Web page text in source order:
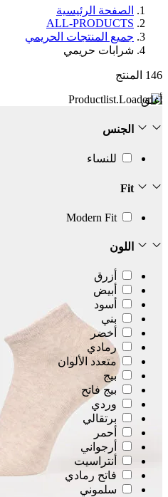
الصفحة الرئيسية
ALL-PRODUCTS
جميع المنتجات الحريمي
شرابات حريمي
146 المنتج
أغلق
الجنس
للنساء
Fit
Modern Fit
اللون
أزرق
أبيض
أسود
بني
أخضر
رمادي
متعدد الألوان
بيج
بيج فاتح
وردي
برتقالي
أحمر
أرجواني
أنتراسيت
فاتح رمادي
سلموني